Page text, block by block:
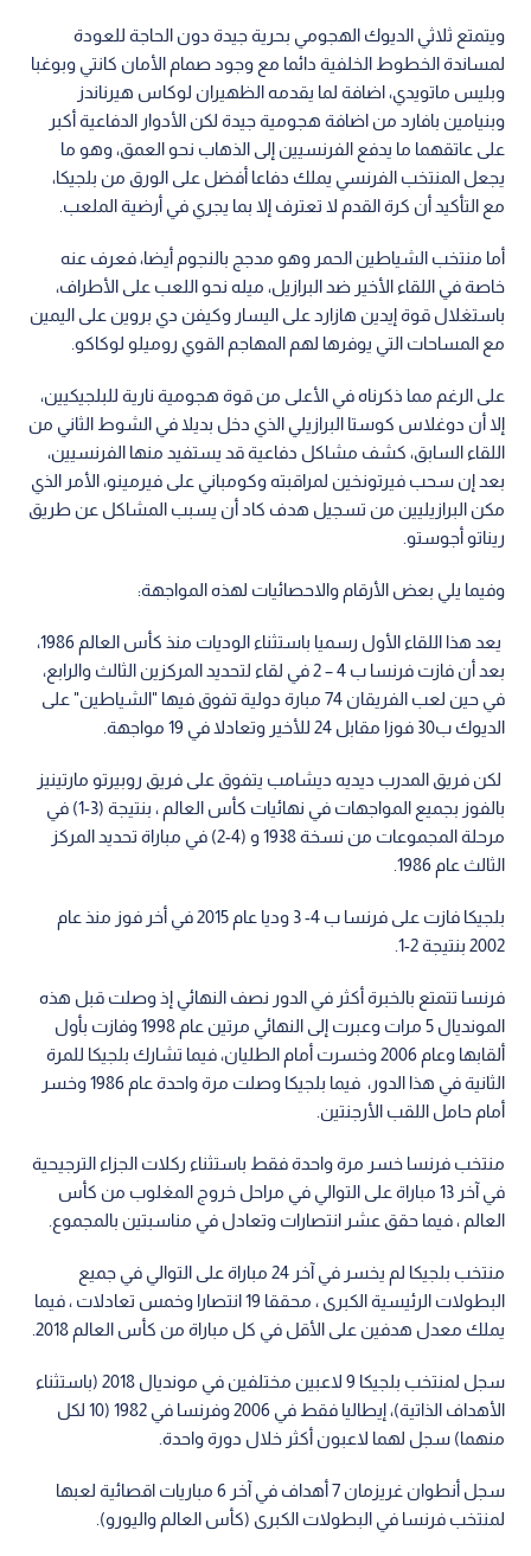
ويتمتع ثلاثي الديوك الهجومي بحرية جيدة دون الحاجة للعودة
لمساندة الخطوط الخلفية دائما مع وجود صمام الأمان كانتي وبوغبا
وبليس ماتويدي، اضافة لما يقدمه الظهيران لوكاس هيرناندز
وبنيامين بافارد من اضافة هجومية جيدة لكن الأدوار الدفاعية أكبر
على عاتقهما ما يدفع الفرنسيين إلى الذهاب نحو العمق، وهو ما
يجعل المنتخب الفرنسي يملك دفاعا أفضل على الورق من بلجيكا،
مع التأكيد أن كرة القدم لا تعترف إلا بما يجري في أرضية الملعب.
أما منتخب الشياطين الحمر وهو مدجج بالنجوم أيضا، فعرف عنه
خاصة في اللقاء الأخير ضد البرازيل، ميله نحو اللعب على الأطراف،
باستغلال قوة إيدين هازارد على اليسار وكيفن دي بروين على اليمين
مع المساحات التي يوفرها لهم المهاجم القوي روميلو لوكاكو.
على الرغم مما ذكرناه في الأعلى من قوة هجومية نارية للبلجيكيين،
إلا أن دوغلاس كوستا البرازيلي الذي دخل بديلا في الشوط الثاني من
اللقاء السابق، كشف مشاكل دفاعية قد يستفيد منها الفرنسيين،
بعد إن سحب فيرتونخين لمراقبته وكومباني على فيرمينو، الأمر الذي
مكن البرازيليين من تسجيل هدف كاد أن يسبب المشاكل عن طريق
ريناتو أجوستو.
وفيما يلي بعض الأرقام والاحصائيات لهذه المواجهة:
يعد هذا اللقاء الأول رسميا باستثناء الوديات منذ كأس العالم 1986،
بعد أن فازت فرنسا ب 4 – 2 في لقاء لتحديد المركزين الثالث والرابع،
في حين لعب الفريقان 74 مبارة دولية تفوق فيها "الشياطين" على
الديوك ب30 فوزا مقابل 24 للأخير وتعادلا في 19 مواجهة.
لكن فريق المدرب ديديه ديشامب يتفوق على فريق روبيرتو مارتينيز
بالفوز بجميع المواجهات في نهائيات كأس العالم ، بنتيجة (3-1) في
مرحلة المجموعات من نسخة 1938 و (4-2) في مباراة تحديد المركز
الثالث عام 1986.
بلجيكا فازت على فرنسا ب 4- 3 وديا عام 2015 في أخر فوز منذ عام
2002 بنتيجة 2-1.
فرنسا تتمتع بالخبرة أكثر في الدور نصف النهائي إذ وصلت قبل هذه
المونديال 5 مرات وعبرت إلى النهائي مرتين عام 1998 وفازت بأول
ألقابها وعام 2006 وخسرت أمام الطليان، فيما تشارك بلجيكا للمرة
الثانية في هذا الدور، فيما بلجيكا وصلت مرة واحدة عام 1986 وخسر
أمام حامل اللقب الأرجنتين.
منتخب فرنسا خسر مرة واحدة فقط باستثناء ركلات الجزاء الترجيحية
في آخر 13 مباراة على التوالي في مراحل خروج المغلوب من كأس
العالم ، فيما حقق عشر انتصارات وتعادل في مناسبتين بالمجموع.
منتخب بلجيكا لم يخسر في آخر 24 مباراة على التوالي في جميع
البطولات الرئيسية الكبرى ، محققا 19 انتصارا وخمس تعادلات ، فيما
يملك معدل هدفين على الأقل في كل مباراة من كأس العالم 2018.
سجل لمنتخب بلجيكا 9 لاعبين مختلفين في مونديال 2018 (باستثناء
الأهداف الذاتية)، إيطاليا فقط في 2006 وفرنسا في 1982 (10 لكل
منهما) سجل لهما لاعبون أكثر خلال دورة واحدة.
سجل أنطوان غريزمان 7 أهداف في آخر 6 مباريات اقصائية لعبها
لمنتخب فرنسا في البطولات الكبرى (كأس العالم واليورو).